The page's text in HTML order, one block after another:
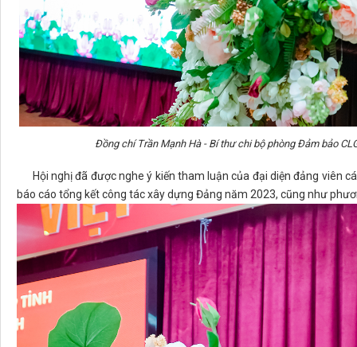
Đồng chí Trần Mạnh Hà - Bí thư chi bộ phòng Đảm bảo
Hội nghị đã được nghe ý kiến tham luận của đại diện đảng viên
báo cáo tổng kết công tác xây dựng Đảng năm 2023, cũng như